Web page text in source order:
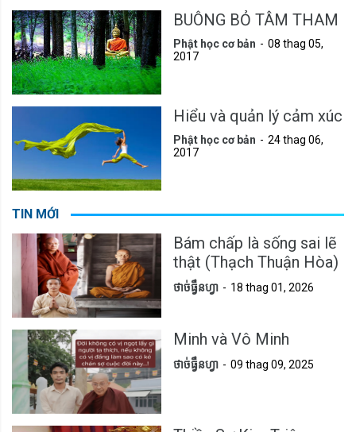
BUÔNG BỎ TÂM THAM
Phật học cơ bản
08 thag 05,
2017
Hiểu và quản lý cảm xúc
Phật học cơ bản
24 thag 06,
2017
TIN MỚI
Bám chấp là sống sai lẽ
thật (Thạch Thuận Hòa)
ថាច់ធ្វឹនហ្វា 18 thag 01, 2026
Minh và Vô Minh
ថាច់ធ្វឹនហ្វា 09 thag 09, 2025